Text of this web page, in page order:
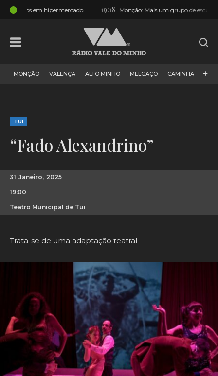
19:18 Monção: Mais um grupo de escuteiros que passou por
MONÇÃO VALENÇA ALTO MINHO MELGAÇO CAMINHA
VALE DO MINHO MINHO MUNDO ESPANHA
VILA PRAIA DE ÂNCORA
+
TUI
“Fado Alexandrino”
31 Janeiro, 2025
19:00
Teatro Municipal de Tui
Trata-se de uma adaptação teatral